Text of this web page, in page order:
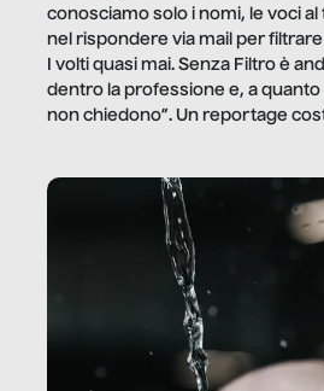
conosciamo solo i nomi, le voci
nel rispondere via mail per
I volti quasi mai. Senza Filtro è
dentro la professione e, a quanto
non chiedono”. Un reportage